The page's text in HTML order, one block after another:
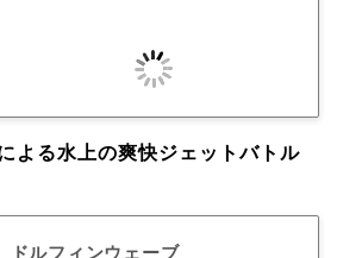
よる水上の爽快ジェットバトル
ドルフィンウェーブ